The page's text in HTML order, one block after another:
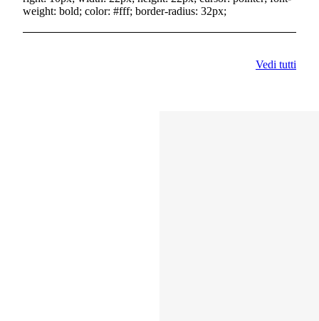
weight: bold; color: #fff; border-radius: 32px;
Vedi tutti